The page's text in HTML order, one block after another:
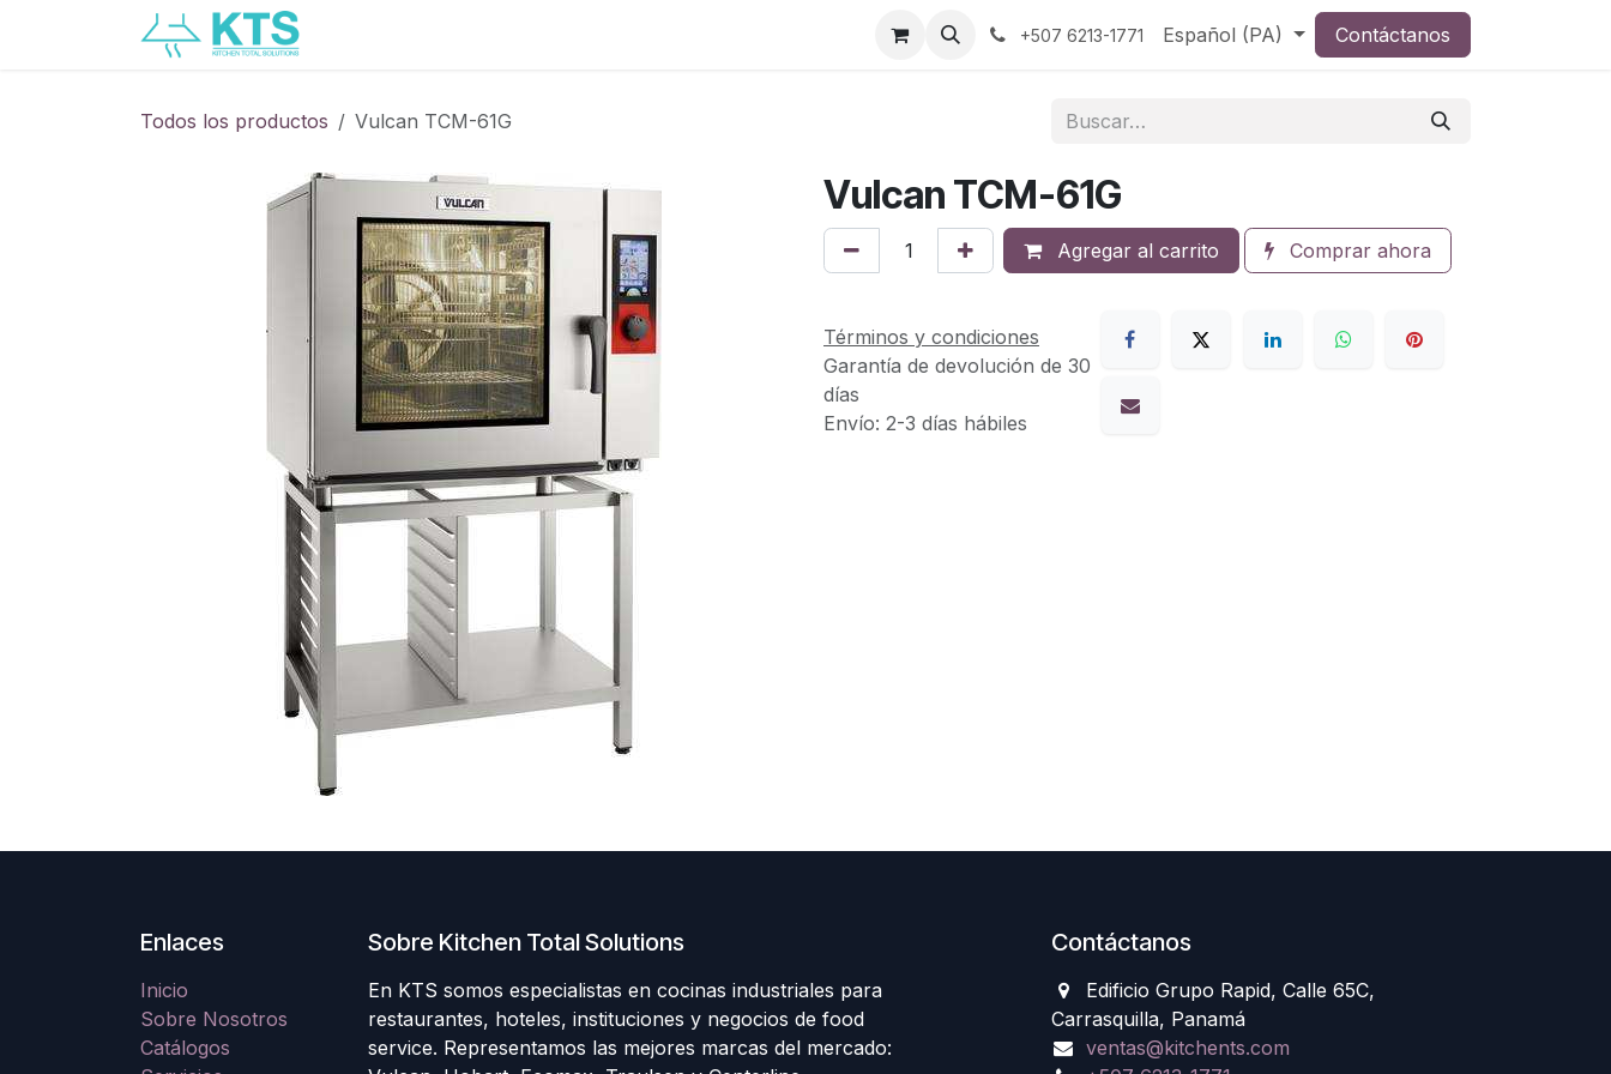
+507 6213-1771 Español (PA) Contáctanos
Todos los productos Vulcan TCM-61G
Vulcan TCM-61G
Agregar al carrito Comprar ahora
Términos y condiciones
Garantía de devolución de 30
días
Envío: 2-3 días hábiles
Enlaces
Inicio
Sobre Nosotros
Catálogos
Sobre Kitchen Total Solutions
En KTS somos especialistas en cocinas industriales para
restaurantes, hoteles, instituciones y negocios de food
service. Representamos las mejores marcas del mercado:
Contáctanos
Edificio Grupo Rapid, Calle 65C,
Carrasquilla, Panamá
ventas@kitchents.com